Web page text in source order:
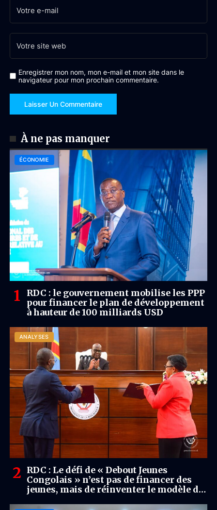
Enregistrer mon nom, mon e-mail et mon site dans le
navigateur pour mon prochain commentaire.
À ne pas manquer
ÉCONOMIE
RDC : le gouvernement mobilise les PPP
pour financer le plan de développement
à hauteur de 100 milliards USD
ANALYSES
RDC : Le défi de « Debout Jeunes
Congolais » n’est pas de financer des
jeunes, mais de réinventer le modèle de